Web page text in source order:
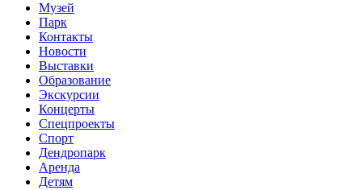
Музей
Парк
Контакты
Новости
Выставки
Образование
Экскурсии
Концерты
Спецпроекты
Спорт
Дендропарк
Аренда
Детям